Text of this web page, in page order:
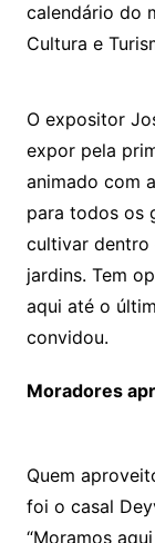
calendário do
Cultura e
O expositor
expor pela
animado com
para todos os
cultivar dentro
jardins. Tem
aqui até o
convidou.
Moradores
Quem
foi o casal
“Moramos